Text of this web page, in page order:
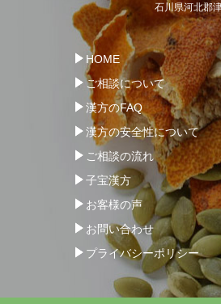
石川県河北郡
HOME
ご相談について
漢方のFAQ
漢方の安全性について
ご相談の流れ
子宝漢方
お客様の声
お問い合わせ
プライバシーポリシー